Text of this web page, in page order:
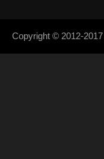
Copyright © 2012-2017